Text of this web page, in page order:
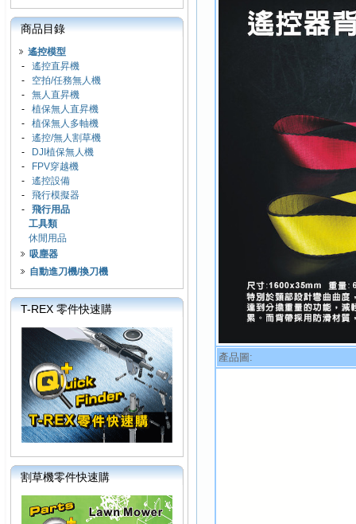
商品目錄
遙控模型
- 遙控直昇機
- 空拍/任務無人機
- 無人直昇機
- 植保無人直昇機
- 植保無人多軸機
- 遙控/無人割草機
-
DJI植保無人機
-
FPV穿越機
- 遙控設備
- 飛行模擬器
- 飛行用品
工具類
休閒用品
吸塵器
自動進刀機/換刀機
T-REX 零件快速購
割草機零件快速購
產品圖: